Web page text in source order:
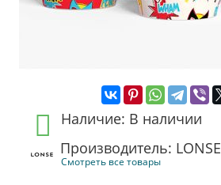
Наличие: В наличии
Производитель: LONSE
Смотреть все товары